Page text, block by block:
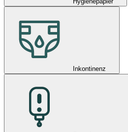
Inkontinenz